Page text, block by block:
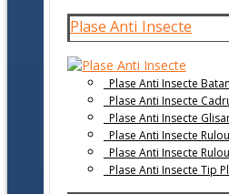
Plase Anti Insecte
Plase Anti Insecte
Plase Anti Insecte
Plase Anti Insecte
Plase Anti Insecte
Plase Anti Insecte
Plase Anti Insecte Tip